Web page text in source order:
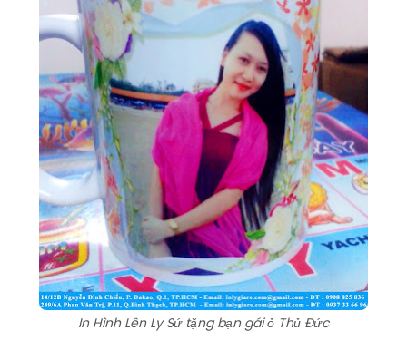
In Hình Lên Ly Sứ tặng bạn gái ỏ Thủ Đức